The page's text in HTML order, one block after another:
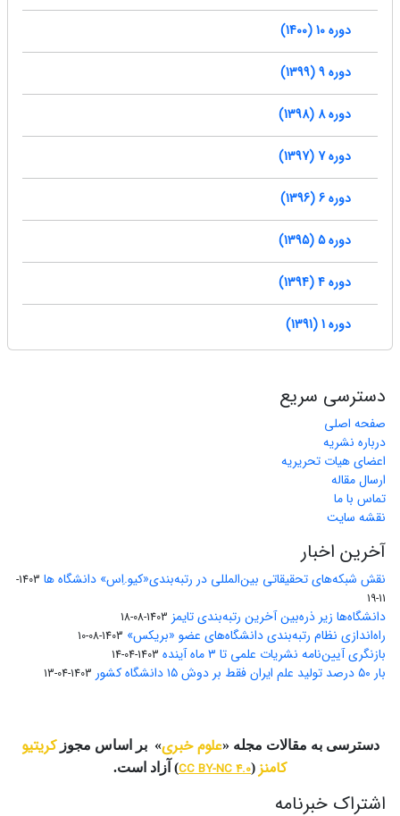
دوره 10 (1400)
دوره 9 (1399)
دوره 8 (1398)
دوره 7 (1397)
دوره 6 (1396)
دوره 5 (1395)
دوره 4 (1394)
دوره 1 (1391)
دسترسی سریع
صفحه اصلی
درباره نشریه
اعضای هیات تحریریه
ارسال مقاله
تماس با ما
نقشه سایت
آخرین اخبار
نقش شبکه‌های تحقیقاتی بین‌المللی در رتبه‌بندی«کیو.اِس» دانشگاه ها
1403-
11-19
دانشگاه‌ها زیر ذره‌بین آخرین رتبه‌بندی تایمز 1403-08-18
راه‌اندازی نظام رتبه‌بندی دانشگاه‌‌های عضو «بریکس» 1403-08-10
بازنگری آیین‌نامه نشریات علمی تا ۳ ماه آینده 1403-04-14
بار ۵۰ درصد تولید علم ایران فقط بر دوش ۱۵ دانشگاه کشور 1403-04-13
دسترسی به مقالات مجله «علوم خبری» بر اساس مجوزکریتیو
کامنز (
CC BY-NC 4.0) آزاد است.
اشتراک خبرنامه